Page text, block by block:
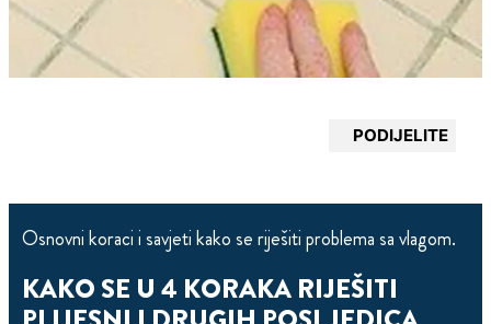
PODIJELITE
Osnovni koraci i savjeti kako se riješiti problema sa vlagom.
KAKO SE U 4 KORAKA RIJEŠITI